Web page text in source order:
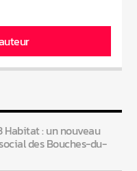
Habitat : un nouveau
des Bouches-du-